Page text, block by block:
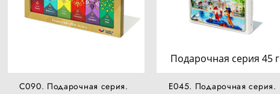
С090. Подарочная серия.
Подарочная серия 45 г
Е045. Подарочная серия.